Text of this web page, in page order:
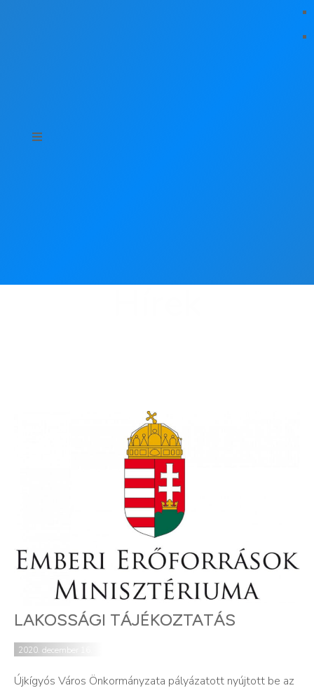
LAKOSSÁGI TÁJÉKOZTATÁS
2020. december 16.
Újkígyós Város Önkormányzata pályázatott nyújtott be az